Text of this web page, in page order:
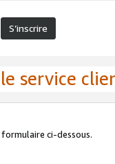
S’inscrire
service
ci-dessous.